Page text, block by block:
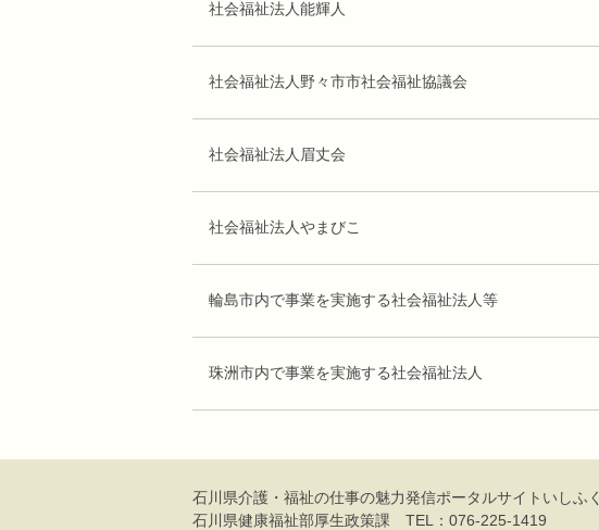
社会福祉法人能輝人
社会福祉法人野々市市社会福祉協議会
社会福祉法人眉丈会
社会福祉法人やまびこ
輪島市内で事業を実施する社会福祉法人等
珠洲市内で事業を実施する社会福祉法人
石川県介護・福祉の仕事の魅力発信ポータルサイトいしふく
石川県健康福祉部厚生政策課 TEL：076-225-1419